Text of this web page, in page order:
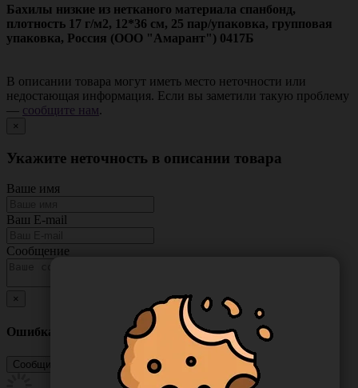
Бахилы низкие из нетканого материала спанбонд,
плотность 17 г/м2, 12*36 см, 25 пар/упаковка, групповая
упаковка, Россия (ООО "Амарант") 0417Б
В описании товара могут иметь место неточности или
недостающая информация. Если вы заметили такую проблему
— сообщите нам.
×
Укажите неточность в описании товара
Ваше имя
Ваш E-mail
Сообщение
×
Ошибка